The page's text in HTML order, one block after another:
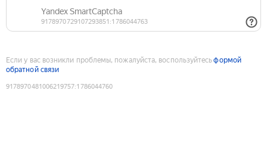
Если у вас возникли проблемы, пожалуйста, воспользуйтесьформой
обратной связи
9178970481006219757:1786044760